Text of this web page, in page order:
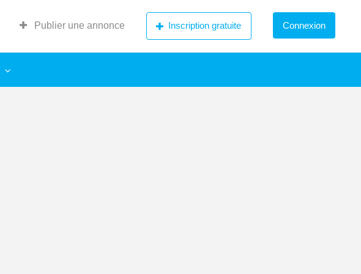
Publier une annonce Inscription gratuite Connexion